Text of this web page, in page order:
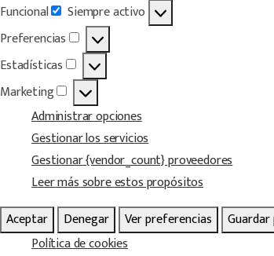
Funcional
Funcional
Siempre activo
Preferencias
Preferencias
Estadísticas
Estadísticas
Marketing
Marketing
Administrar opciones
Gestionar los servicios
Gestionar {vendor_count} proveedores
Leer más sobre estos propósitos
Aceptar
Denegar Ver preferencias
Política de cookies